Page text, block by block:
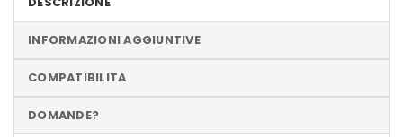
INFORMAZIONI AGGIUNTIVE
COMPATIBILITA
DOMANDE?